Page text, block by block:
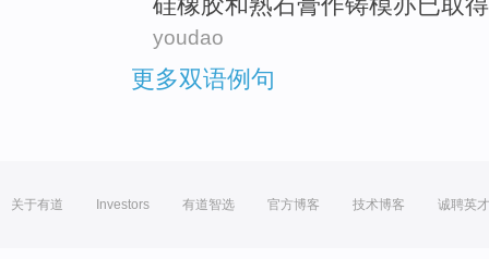
youdao
更多双语例句
关于有道 Investors 有道智选 官方博客 技术博客 诚聘英才